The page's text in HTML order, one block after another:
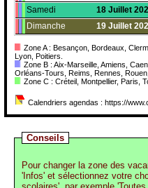
Samedi
18 Juillet
Dimanche
19 Juillet
Zone A : Besançon, Bordeaux,
Lyon, Poitiers.
Zone B : Aix-Marseille, Amiens,
Orléans-Tours, Reims, Rennes,
Zone C : Créteil, Montpellier, Paris,
Calendriers agendas : https://
Conseils
Pour changer la zone des
'Infos' et sélectionnez votre